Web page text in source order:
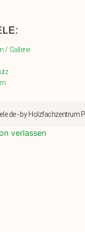
/ Gallerie
- by Holzfachzentrum
verlassen